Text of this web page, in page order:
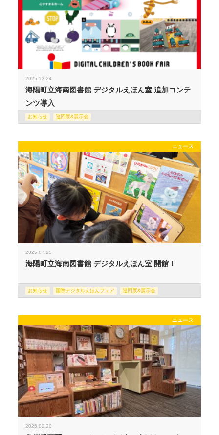
2025.12.24
海陽町立海南図書館 デジタルえほん室 追加コンテ
ンツ導入
お知らせ 巡回展&展示会
ニュース
2025.07.25
海陽町立海南図書館 デジタルえほん室 開館！
お知らせ 国際デジタルえほんフェア 巡回展&展示会
ニュース
2025.02.20